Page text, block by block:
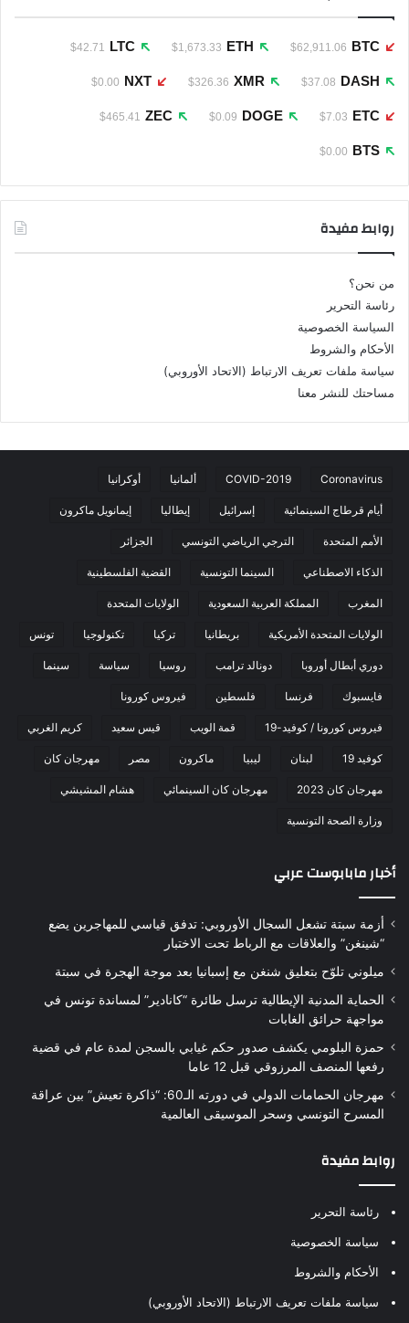
BTC
$62,911.06
ETH
$1,673.33
LTC
$42.71
DASH
$37.08
XMR
$326.36
NXT
$0.00
ETC
$7.03
DOGE
$0.09
ZEC
$465.41
BTS
$0.00
روابط مفيدة
من نحن؟
رئاسة التحرير
السياسة الخصوصية
الأحكام والشروط
سياسة ملفات تعريف الارتباط (الاتحاد الأوروبي)
مساحتك للنشر معنا
Coronavirus
COVID-2019 ألمانيا أوكرانيا
أيام قرطاج السينمائية إسرائيل إيطاليا إيمانويل ماكرون
الأمم المتحدة الترجي الرياضي التونسي الجزائر
الذكاء الاصطناعي السينما التونسية القضية الفلسطينية
المغرب المملكة العربية السعودية الولايات المتحدة
الولايات المتحدة الأمريكية بريطانيا تركيا تكنولوجيا تونس
دوري أبطال أوروبا دونالد ترامب روسيا سياسة سينما
فايسبوك فرنسا فلسطين فيروس كورونا
فيروس كورونا / كوفيد-19 قمة الويب قيس سعيد كريم الغربي
كوفيد 19 لبنان ليبيا ماكرون مصر مهرجان كان
مهرجان كان 2023 مهرجان كان السينمائي هشام المشيشي
وزارة الصحة التونسية
أخبار مابابوست عربي
أزمة سبتة تشعل السجال الأوروبي: تدفق قياسي للمهاجرين يضع
“شينغن” والعلاقات مع الرباط تحت الاختبار
ميلوني تلوّح بتعليق شنغن مع إسبانيا بعد موجة الهجرة في سبتة
الحماية المدنية الإيطالية ترسل طائرة “كانادير” لمساندة تونس في
مواجهة حرائق الغابات
حمزة البلومي يكشف صدور حكم غيابي بالسجن لمدة عام في قضية
رفعها المنصف المرزوقي قبل 12 عاما
مهرجان الحمامات الدولي في دورته الـ60: “ذاكرة تعيش” بين عراقة
المسرح التونسي وسحر الموسيقى العالمية
روابط مفيدة
رئاسة التحرير
سياسة الخصوصية
الأحكام والشروط
سياسة ملفات تعريف الارتباط (الاتحاد الأوروبي)